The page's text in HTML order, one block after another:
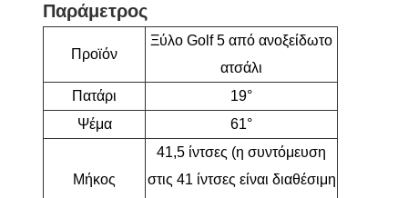
Παράμετρος
Προϊόν
Ξύλο Golf 5 από ανοξείδωτο
ατσάλι
Πατάρι
19°
Ψέμα
61°
Μήκος
41,5 ίντσες (η συντόμευση
στις 41 ίντσες είναι διαθέσιμη